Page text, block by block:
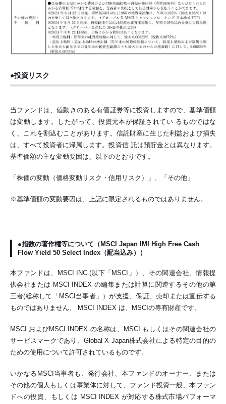
●投資リスク
当ファンドは、値動きのある有価証券等に投資しますので、基準価額
は変動します。したがって、投資元本が保証されてい るものではな
く、これを割込むことがあります。信託財産に生じた利益および損失
は、すべて投資者に帰属します。投資信 託は預貯金とは異なります。
基準価額の主な変動要因は、以下のとおりです。
「株価の変動（価格変動リスク・信用リスク）」、「その他」
※基準価額の変動要因は、上記に限定されるものではありません。
●指数の著作権等について（MSCI Japan IMI High Free Cash
Flow Yield 50 Select Index（配当込み））
本ファンドは、MSCI INC.(以下「MSCI」）、その関連会社、情報提
供会社または MSCI INDEX の編集または計算に関連するその他の第
三者(総称して「MSCI当事者」）が支援、保証、売却または宣伝する
ものではありません。 MSCI INDEX は、MSCIの専有財産です。
MSCI およびMSCI INDEX の名称は、MSCI もしくはその関連会社の
サービスマークであり、Global X Japan株式会社による特定の目的の
ための使用について許可されているものです。
いかなるMSCI当事者も、発行会社、本ファンドのオーナー、または
その他の個人もしくは事業体に対して、ファンド投資一般、本ファン
ドへの投資、もしくは MSCI INDEX が対応する株式市場パフォーマ